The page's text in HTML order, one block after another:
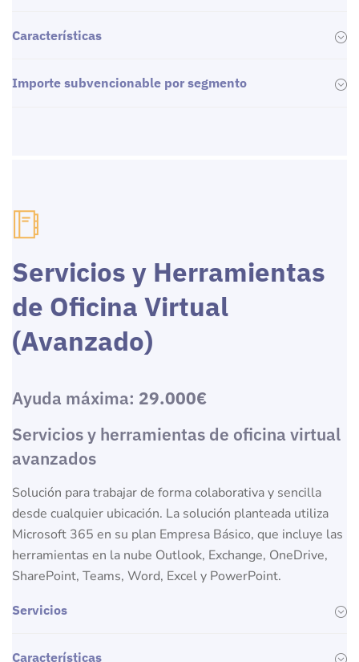
Características
Importe subvencionable por segmento
Servicios y Herramientas
de Oficina Virtual
(Avanzado)
Ayuda máxima: 29.000€
Servicios y herramientas de oficina virtual
avanzados
Solución para trabajar de forma colaborativa y sencilla
desde cualquier ubicación. La solución planteada utiliza
Microsoft 365 en su plan Empresa Básico, que incluye las
herramientas en la nube Outlook, Exchange, OneDrive,
SharePoint, Teams, Word, Excel y PowerPoint.
Servicios
Características